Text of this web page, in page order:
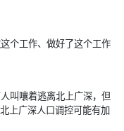
个工作、做好了这个工作
叫嚷着逃离北上广深，但
上广深人口调控可能有加